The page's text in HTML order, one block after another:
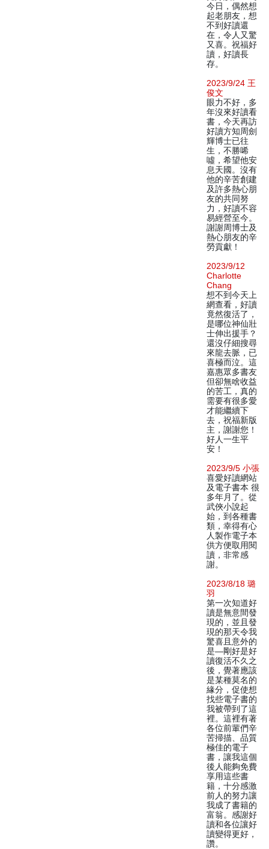
今日，偶然想
起老朋友，想
不到好讀還
在，令人又驚
又喜。祝福好
讀，好讀長
存。
2023/9/24 王
俊文
眼力不好，多
年沒來好讀看
書，今天再訪
好讀方知周劍
輝博士已往
生，不勝唏
噓，希望他安
息天國。沒有
他的辛苦創建
及許多熱心朋
友的共同努
力，好讀不容
易經營至今。
謝謝周博士及
熱心朋友的辛
勞貢獻！
2023/9/12
Charlotte
Chang
想不到今天上
網查看，好讀
竟然復活了，
是哪位神仙壯
士伸出援手？
還沒仔細搜尋
來龍去脈，已
喜極而泣。這
嘉惠眾多書友
但卻無啥收益
的苦工，真的
需要有很多愛
才能繼續下
去，祝福新版
主，謝謝您！
好人一生平
安！
2023/9/5 小張
喜愛好讀網站
及電子書本 很
多年月了。從
武俠小說起
始，到各種書
類，幸得有心
人製作電子本
供方便取用閱
讀，非常感
謝。
2023/8/18 璐
羽
第一次知道好
讀是無意間發
現的，並且發
現的那天令我
驚喜且意外的
是—剛好是好
讀復活不久之
後，覺著應該
是某種莫名的
緣分，促使想
找些電子書的
我被帶到了這
裡。這裡有著
各位前輩們辛
苦掃描、品質
極佳的電子
書，讓我這個
後人能夠免費
享用這些書
籍，十分感激
前人的努力讓
我成了書籍的
富翁。感謝好
讀和各位讓好
讀變得更好，
讚。